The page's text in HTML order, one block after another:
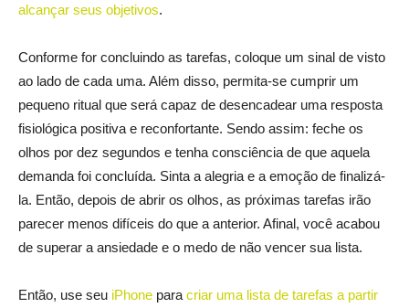
alcançar seus objetivos.
Conforme for concluindo as tarefas, coloque um sinal de visto
ao lado de cada uma. Além disso, permita-se cumprir um
pequeno ritual que será capaz de desencadear uma resposta
fisiológica positiva e reconfortante. Sendo assim: feche os
olhos por dez segundos e tenha consciência de que aquela
demanda foi concluída. Sinta a alegria e a emoção de finalizá-
la. Então, depois de abrir os olhos, as próximas tarefas irão
parecer menos difíceis do que a anterior. Afinal, você acabou
de superar a ansiedade e o medo de não vencer sua lista.
Então, use seu iPhone para criar uma lista de tarefas a partir